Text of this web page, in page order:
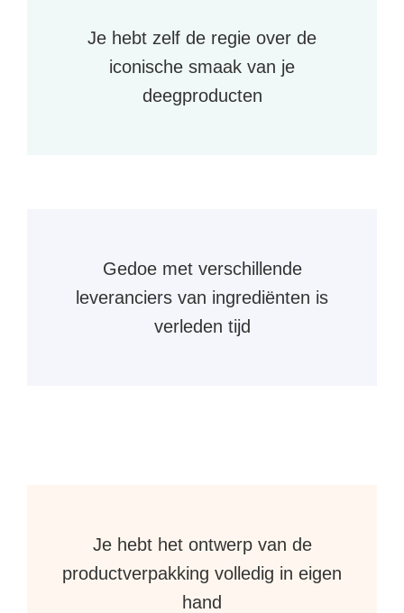
Je hebt zelf de regie over de
iconische smaak van je
deegproducten
Gedoe met verschillende
leveranciers van ingrediënten is
verleden tijd
Je hebt het ontwerp van de
productverpakking volledig in eigen
hand